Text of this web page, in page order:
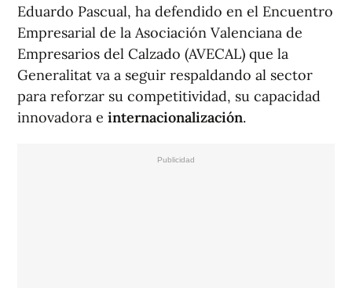
Eduardo Pascual, ha defendido en el Encuentro
Empresarial de la Asociación Valenciana de
Empresarios del Calzado (AVECAL) que la
Generalitat va a seguir respaldando al sector
para reforzar su competitividad, su capacidad
innovadora e internacionalización.